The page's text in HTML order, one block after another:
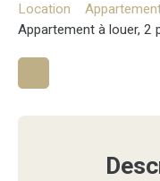
Location
Appartement à louer,